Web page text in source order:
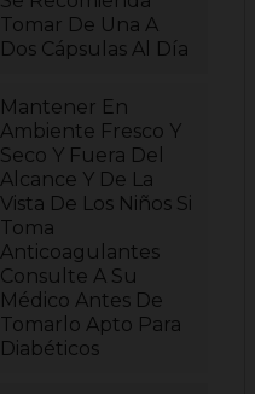
Tomar De Una A
Dos Cápsulas Al Día
Mantener En
Ambiente Fresco Y
Seco Y Fuera Del
Alcance Y De La
Vista De Los Niños Si
Toma
Anticoagulantes
Consulte A Su
Médico Antes De
Tomarlo Apto Para
Diabéticos